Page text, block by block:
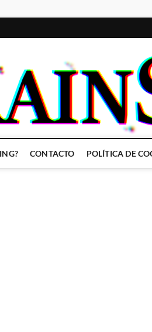
CONTACTO POLÍTICA DE